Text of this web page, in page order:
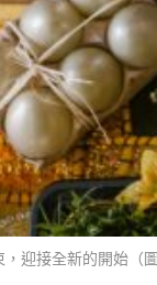
迎接全新的開始（